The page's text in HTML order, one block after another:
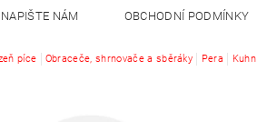
NAPIŠTE NÁM OBCHODNÍ PODMÍNKY
píce Obraceče, shrnovače a sběráky Pera Kuhn